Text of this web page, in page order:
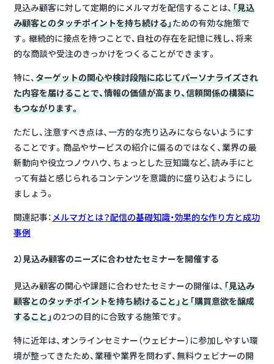
見込み顧客に対して定期的にメルマガを配信することは、 「見込
み顧客とのタッチポイントを持ち続ける」ための有効な施策で
す。継続的に接点を持つことで、自社の存在を記憶に残し、将来
的な商談や受注のきっかけをつくることができます。
特に、 ターゲットの関心や検討段階に応じてパーソナライズされ
た内容を届けることで、情報の価値が高まり、信頼関係の構築に
もつながります。
ただし、注意すべき点は、一方的な売り込みにならないようにす
ることです。商品やサービスの紹介に偏るのではなく、業界の最
新動向や役立つノウハウ、ちょっとした豆知識など、読み手にと
って有益と感じられるコンテンツを意識的に盛り込むようにし
ましょう。
関連記事： メルマガとは？配信の基礎知識・効果的な作り方と成功
事例
2）見込み顧客のニーズに合わせたセミナーを開催する
見込み顧客の関心や課題に合わせたセミナーの開催は、「見込み
顧客とのタッチポイントを持ち続けること」と「購買意欲を醸成
すること」の2つの目的に合致する施策です。
特に近年は、オンラインセミナー（ウェビナー）に参加しやすい環
境が整ってきたため、業種や業界を問わず、無料ウェビナーの開